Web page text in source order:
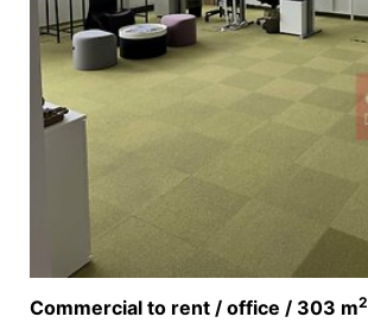
Commercial to rent / office / 303 m2